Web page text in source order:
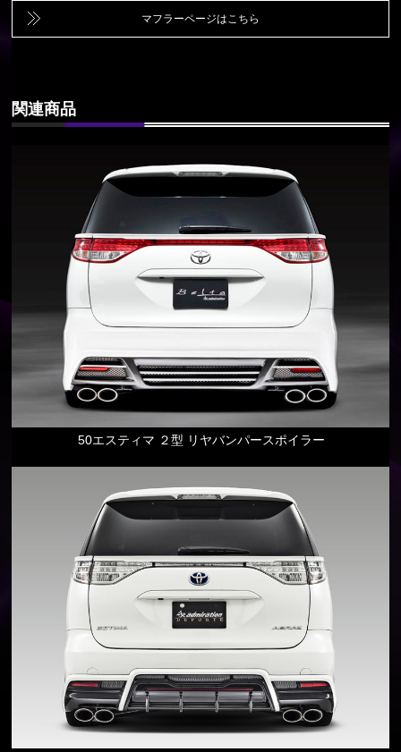
マフラーページはこちら
関連商品
50エスティマ ２型 リヤバンパースポイラー